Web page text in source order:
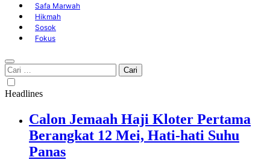
Safa Marwah
Hikmah
Sosok
Fokus
Cari
untuk:
Headlines
Calon Jemaah Haji Kloter Pertama
Berangkat 12 Mei, Hati-hati Suhu
Panas